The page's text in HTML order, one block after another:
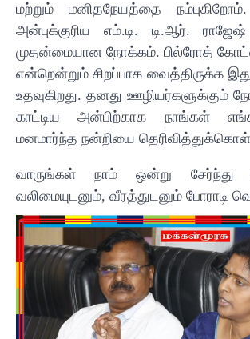
மற்றும் மனிதநேயத்தை
அன்புக்குரிய எம்.டி. டி.ஆர்.
முதன்மையான நோக்கம். பில்ரோத்
என்றென்றும் சிறப்பாக வைத்திருக்க
உதவுகிறது. தனது ஊழியர்களுக்கும்
காட்டிய அன்பிற்காக நாங்கள்
மனமார்ந்த நன்றியை
வாருங்கள் நாம் ஒன்று சேர்ந்து
வலிமையுடனும், வீரத்துடனும் போராடி